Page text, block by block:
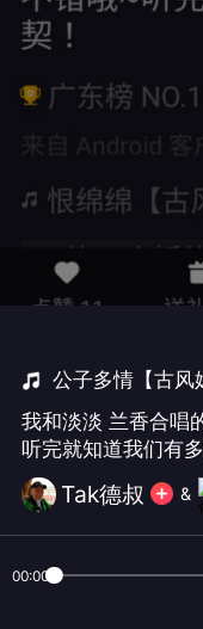
公子多情【古风
我和淡淡 兰香合唱
听完就知道我们有多
Tak德叔 &
00:00